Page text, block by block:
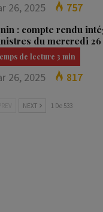
26, 2025 757
: compte rendu
du mercredi 26
26, 2025 817
NEXT 1 De 533